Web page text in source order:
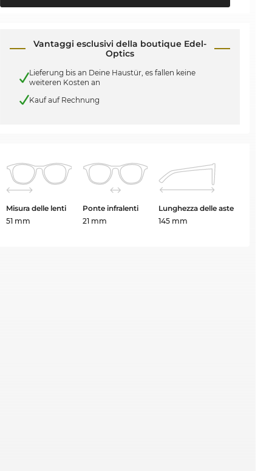
Vantaggi esclusivi della boutique Edel-
Optics
Lieferung bis an Deine Haustür, es fallen keine
weiteren Kosten an
Kauf auf Rechnung
Misura delle lenti
51 mm
Ponte infralenti
21 mm
Lunghezza delle aste
145 mm